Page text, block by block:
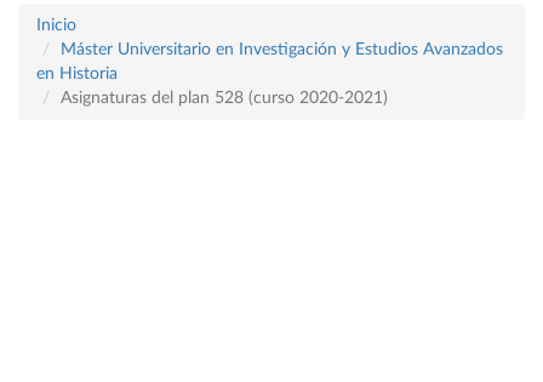
Inicio
Máster Universitario en Investigación y Estudios Avanzados
en Historia
Asignaturas del plan 528 (curso 2020-2021)